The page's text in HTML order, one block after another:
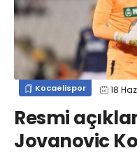
Kocaelispor 18
Resmi
Jovanovic